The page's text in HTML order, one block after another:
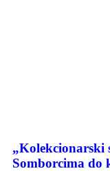
„Kolekcionarski
Somborcima do